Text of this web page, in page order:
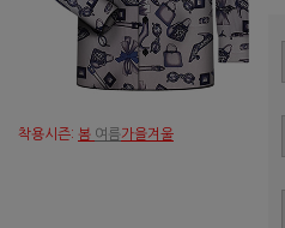
착용시즌: 봄 여름 가을겨울